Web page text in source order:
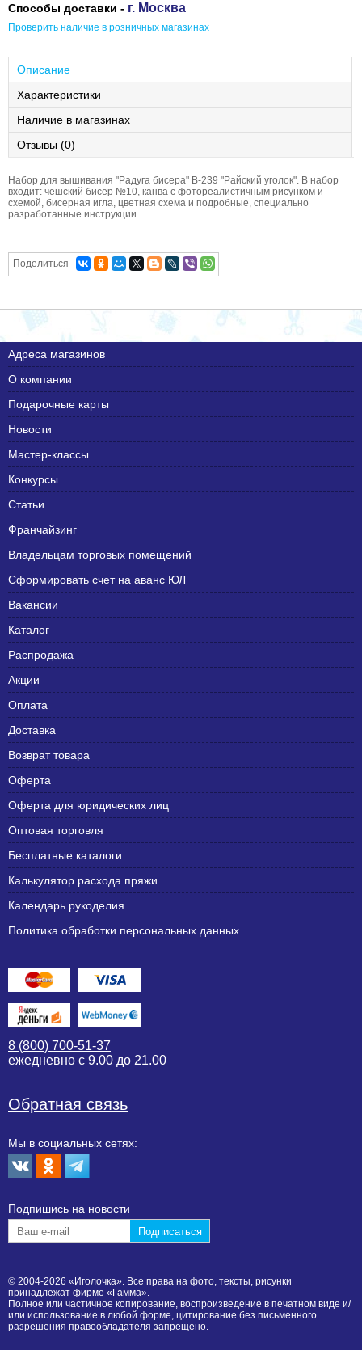
Способы доставки - г. Москва
Проверить наличие в розничных магазинах
Описание
Характеристики
Наличие в магазинах
Отзывы (0)
Набор для вышивания "Радуга бисера" В-239 "Райский уголок". В набор
входит: чешский бисер №10, канва с фотореалистичным рисунком и
схемой, бисерная игла, цветная схема и подробные, специально
разработанные инструкции.
Поделиться
Адреса магазинов
О компании
Подарочные карты
Новости
Мастер-классы
Конкурсы
Статьи
Франчайзинг
Владельцам торговых помещений
Сформировать счет на аванс ЮЛ
Вакансии
Каталог
Распродажа
Акции
Оплата
Доставка
Возврат товара
Оферта
Оферта для юридических лиц
Оптовая торговля
Бесплатные каталоги
Калькулятор расхода пряжи
Календарь рукоделия
Политика обработки персональных данных
8 (800) 700-51-37
ежедневно с 9.00 до 21.00
Обратная связь
Мы в социальных сетях:
Подпишиcь на новости
© 2004-2026 «Иголочка». Все права на фото, тексты, рисунки
принадлежат фирме «Гамма».
Полное или частичное копирование, воспроизведение в печатном виде и/
или использование в любой форме, цитирование без письменного
разрешения правообладателя запрещено.